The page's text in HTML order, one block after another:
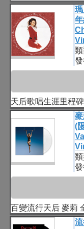
天后歌唱生涯里程
(
百變流行天后 麥莉